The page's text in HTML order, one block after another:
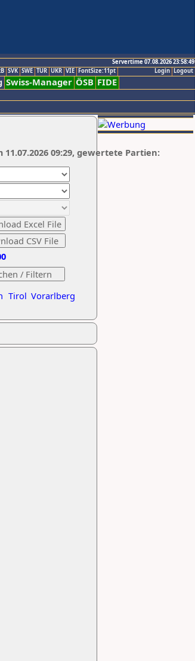
Servertime 07.08.2026 23:58:49
Logout
Login
SVK SWE TUR UKR VIE FontSize:11pt
Swiss-Manager ÖSB FIDE
Tirol Vorarlberg
09:29, gewertete Partien: